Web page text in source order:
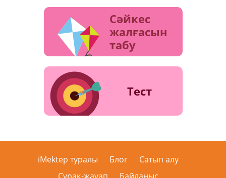
Сәйкес
жалғасын
табу
Тест
iMektep туралы Блог
Сатып алу